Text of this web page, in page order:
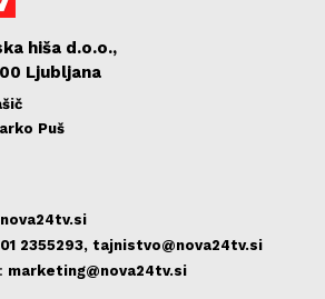
hiša d.o.o.,
Ljubljana
Puš
01 2355293, tajnistvo@nova24tv.si
marketing@nova24tv.si